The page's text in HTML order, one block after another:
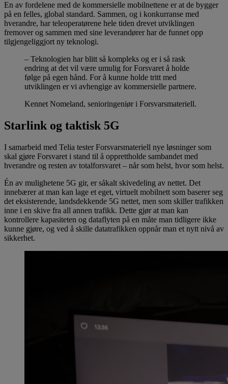
En av fordelene med de kommersielle mobilnettene er at de bygger
på en felles, global standard. Sammen, og i konkurranse med
hverandre, har teleoperatørene hele tiden drevet utviklingen
fremover og sammen med sine leverandører har de funnet opp
tilgjengeliggjort ny teknologi.
– Teknologien har blitt så kompleks og er i så rask
endring at det vil være umulig for Forsvaret å holde
følge på egen hånd. For å kunne holde tritt med
utviklingen er vi avhengige av kommersielle partnere.
Kennet Nomeland, senioringeniør i Forsvarsmateriell.
Starlink og taktisk 5G
I samarbeid med Telia tester Forsvarsmateriell nye løsninger som
skal gjøre Forsvaret i stand til å opprettholde sambandet med
hverandre og resten av totalforsvaret – når som helst, hvor som helst.
Én av mulighetene 5G gir, er såkalt skivedeling av nettet. Det
innebærer at man kan lage et eget, virtuelt mobilnett som baserer seg
det eksisterende, landsdekkende 5G nettet, men som skiller trafikken
inne i en skive fra all annen trafikk. Dette gjør at man kan
kontrollere kapasiteten og dataflyten på en måte man tidligere ikke
kunne gjøre, og ved å skille datatrafikken oppnår man et nytt nivå av
sikkerhet.